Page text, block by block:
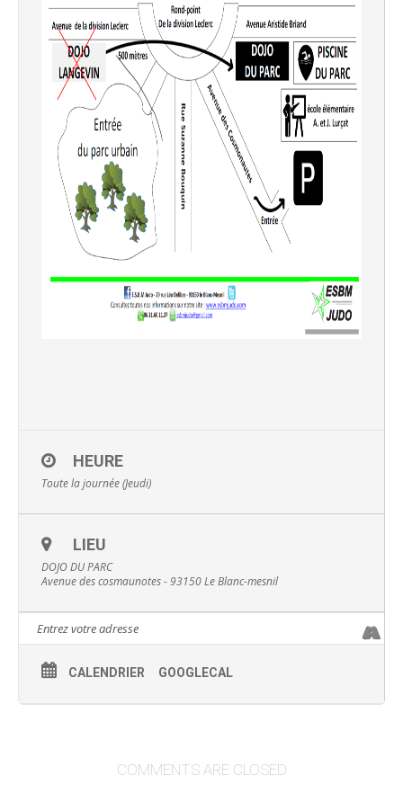
HEURE
Toute la journée (Jeudi)
LIEU
DOJO DU PARC
Avenue des cosmaunotes - 93150 Le Blanc-mesnil
CALENDRIER GOOGLECAL
COMMENTS ARE CLOSED